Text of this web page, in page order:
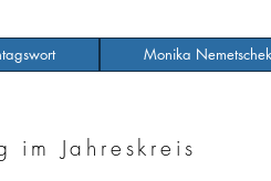
Monika Nemetschek
Jahreskreis